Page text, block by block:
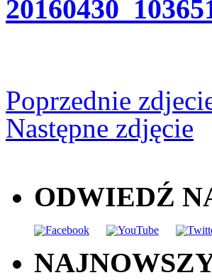
Poprzednie
Następne zdjęcie
ODWIEDŹ